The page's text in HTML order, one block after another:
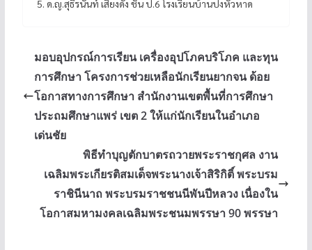
5. ด.ญ.สุธีรนันท์ เสียงดัง ชั้น ป.6 โรงเรียนบ้านปงหัวหาด
มอบอุปกรณ์การเรียน เครื่องอุปโภคบริโภค และทุน
การศึกษา โครงการช่วยเหลือนักเรียนยากจน ด้อย
โอกาสทางการศึกษา สำนักงานเขตพื้นที่การศึกษา
ประถมศึกษาแพร่ เขต 2 ให้แก่นักเรียนในอำเภอ
เด่นชัย
พิธีทำบุญตักบาตรถวายพระราชกุศล งาน
เฉลิมพระเกียรติสมเด็จพระนางเจ้าสิริกิติ์ พระบรม
ราชินีนาถ พระบรมราชชนนีพันปีหลวง เนื่องใน
โอกาสมหามงคลเฉลิมพระชนมพรรษา 90 พรรษา